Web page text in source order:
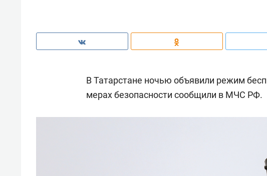
В Татарстане ночью объявили режим
мерах безопасности сообщили в МЧС РФ.